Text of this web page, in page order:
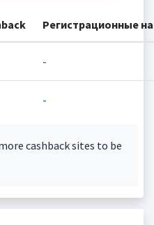
Регистрационные
-
-
cashback sites to be